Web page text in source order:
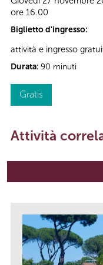
ore 16.00
Biglietto d'ingresso:
attività e ingresso
Durata: 90 minuti
Gratis
Attività